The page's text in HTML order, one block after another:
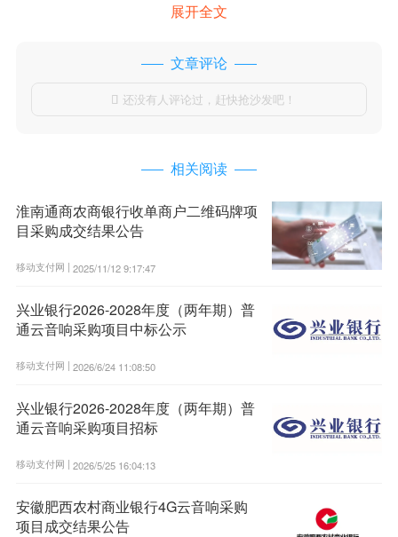
展开全文
文章评论
 还没有人评论过，赶快抢沙发吧！
相关阅读
淮南通商农商银行收单商户二维码牌项
目采购成交结果公告
移动支付网 | 2025/11/12 9:17:47
兴业银行2026-2028年度（两年期）普
通云音响采购项目中标公示
移动支付网 | 2026/6/24 11:08:50
兴业银行2026-2028年度（两年期）普
通云音响采购项目招标
移动支付网 | 2026/5/25 16:04:13
安徽肥西农村商业银行4G云音响采购
项目成交结果公告